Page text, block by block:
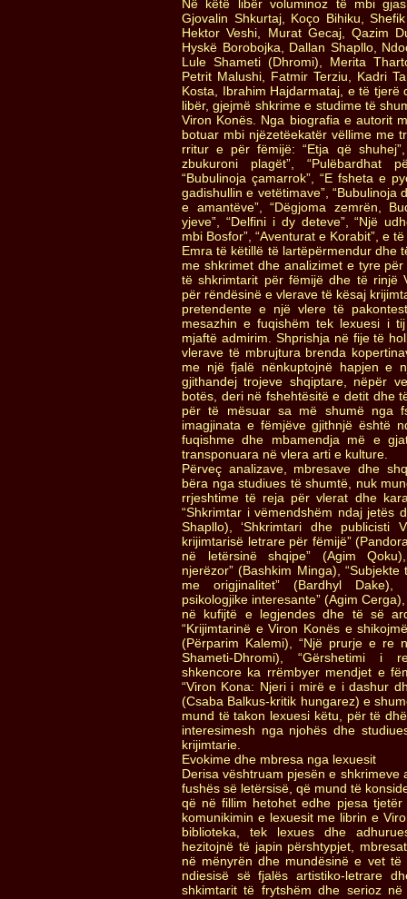
Në këtë libër voluminoz të mbi
Gjovalin Shkurtaj, Koço Bihiku,
Hektor Veshi, Murat Gecaj, Qazim
Hyskë Borobojka, Dallan Shapllo,
Lule Shameti (Dhromi), Merita
Petrit Malushi, Fatmir Terziu, Kadri
Kosta, Ibrahim Hajdarmataj, e të tjerë
libër, gjejmë shkrime e studime të
Viron Konës. Nga biografia e autorit
botuar mbi njëzetëekatër vëllime me
rritur e për fëmijë: “Etja që shuhej”,
zbukuroni plagët”, “Pulëbardhat
“Bubulinoja çamarrok”, “E fsheta e
gadishullin e vetëtimave”, “Bubulinoja
e amantëve”, “Dëgjoma zemrën,
yjeve”, “Delfini i dy deteve”, “Një
mbi Bosfor”, “Aventurat e Korabit”, e
Emra të këtillë të lartëpërmendur dhe
me shkrimet dhe analizimet e tyre
të shkrimtarit për fëmijë dhe të rinjë
për rëndësinë e vlerave të kësaj
pretendente e një vlere të
mesazhin e fuqishëm tek lexuesi i
mjaftë admirim. Shprishja në fije të
vlerave të mbrujtura brenda
me një fjalë nënkuptojnë hapjen e
gjithandej trojeve shqiptare, nëpër
botës, deri në fshehtësitë e detit dhe
për të mësuar sa më shumë nga
imagjinata e fëmjëve gjithnjë është
fuqishme dhe mbamendja më e
transponuara në vlera arti e kulture.
Përveç analizave, mbresave dhe
bëra nga studiues të shumtë, nuk
rrjeshtime të reja për vlerat dhe
“Shkrimtar i vëmendshëm ndaj jetës
Shapllo), ‘Shkrimtari dhe publicisti
krijimtarisë letrare për fëmijë”
në letërsinë shqipe” (Agim
njerëzor” (Bashkim Minga),
me origjinalitet” (Bardhyl Dake),
psikologjike interesante” (Agim
në kufijtë e legjendes dhe të së
“Krijimtarinë e Viron Konës e
(Përparim Kalemi), “Një prurje e re
Shameti-Dhromi), “Gërshetimi i
shkencore ka rrëmbyer mendjet e
“Viron Kona: Njeri i mirë e i dashur
(Csaba Balkus-kritik hungarez) e
mund të takon lexuesi këtu, për të
interesimesh nga njohës dhe
krijimtarie.
Evokime dhe mbresa nga lexuesit
Derisa vështruam pjesën e shkrimeve
fushës së letërsisë, që mund të
që në fillim hetohet edhe pjesa
komunikimin e lexuesit me librin e
biblioteka, tek lexues dhe
hezitojnë të japin përshtypjet,
në mënyrën dhe mundësinë e vet të
ndiesisë së fjalës artistiko-letrare
shkimtarit të frytshëm dhe serioz